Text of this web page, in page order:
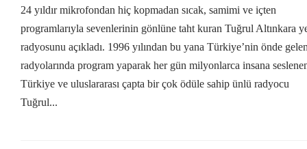
24 yıldır mikrofondan hiç kopmadan sıcak, samimi ve içten
programlarıyla sevenlerinin gönlüne taht kuran Tuğrul Altınkara
radyosunu açıkladı. 1996 yılından bu yana Türkiye’nin önde
radyolarında program yaparak her gün milyonlarca insana
Türkiye ve uluslararası çapta bir çok ödüle sahip ünlü radyocu
Tuğrul...